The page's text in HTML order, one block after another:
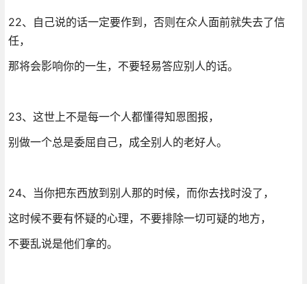
22、自己说的话一定要作到，否则在众人面前就失去了信
任，
那将会影响你的一生，不要轻易答应别人的话。
23、这世上不是每一个人都懂得知恩图报，
别做一个总是委屈自己，成全别人的老好人。
24、当你把东西放到别人那的时候，而你去找时没了，
这时候不要有怀疑的心理，不要排除一切可疑的地方，
不要乱说是他们拿的。